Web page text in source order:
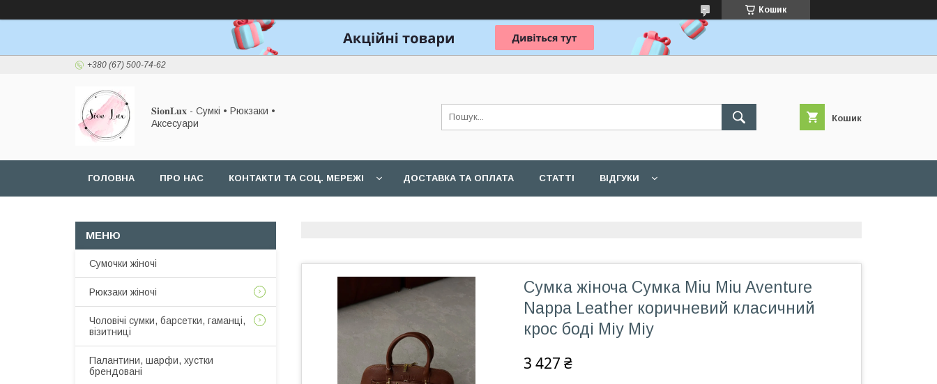
Кошик
+380 (67) 500-74-62
𝐒𝐢𝐨𝐧𝐋𝐮𝐱 - Сумкі • Рюкзаки •
Аксесуари
Кошик
ГОЛОВНА ПРО НАС КОНТАКТИ ТА СОЦ. МЕРЕЖІ ДОСТАВКА ТА ОПЛАТА СТАТТІ ВІДГУКИ
Сумка жіноча Сумка Miu Miu Aventure
Nappa Leather коричневий класичний
крос боді Міу Міу
3 427 ₴
Сумочки жіночі
Рюкзаки жіночі
Чоловічі сумки, барсетки, гаманці,
візитниці
Палантини, шарфи, хустки
брендовані